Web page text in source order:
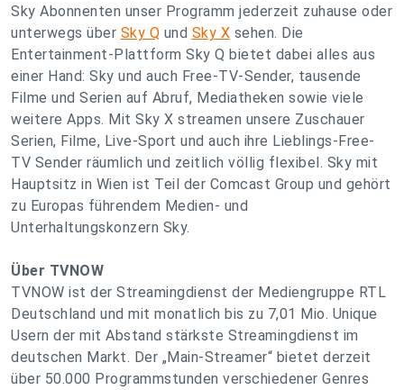
Sky Abonnenten unser Programm jederzeit zuhause oder
unterwegs über Sky Q und Sky X sehen. Die
Entertainment-Plattform Sky Q bietet dabei alles aus
einer Hand: Sky und auch Free-TV-Sender, tausende
Filme und Serien auf Abruf, Mediatheken sowie viele
weitere Apps. Mit Sky X streamen unsere Zuschauer
Serien, Filme, Live-Sport und auch ihre Lieblings-Free-
TV Sender räumlich und zeitlich völlig flexibel. Sky mit
Hauptsitz in Wien ist Teil der Comcast Group und gehört
zu Europas führendem Medien- und
Unterhaltungskonzern Sky.
Über TVNOW
TVNOW ist der Streamingdienst der Mediengruppe RTL
Deutschland und mit monatlich bis zu 7,01 Mio. Unique
Usern der mit Abstand stärkste Streamingdienst im
deutschen Markt. Der „Main-Streamer“ bietet derzeit
über 50.000 Programmstunden verschiedener Genres